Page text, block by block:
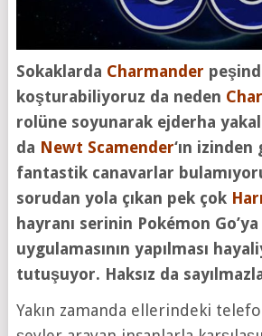
Sokaklarda Charmander
koşturabiliyoruz da neden
rolüne soyunarak ejderha
da Newt Scamender‘ın
fantastik canavarlar
sorudan yola çıkan pek çok
hayranı serinin Pokémon
uygulamasının yapılması
tutuşuyor. Haksız da
Yakın zamanda ellerindeki